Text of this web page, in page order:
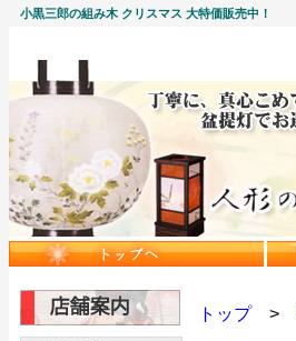
小黒三郎の組み木 クリスマス 大特価販売中！
トップ>